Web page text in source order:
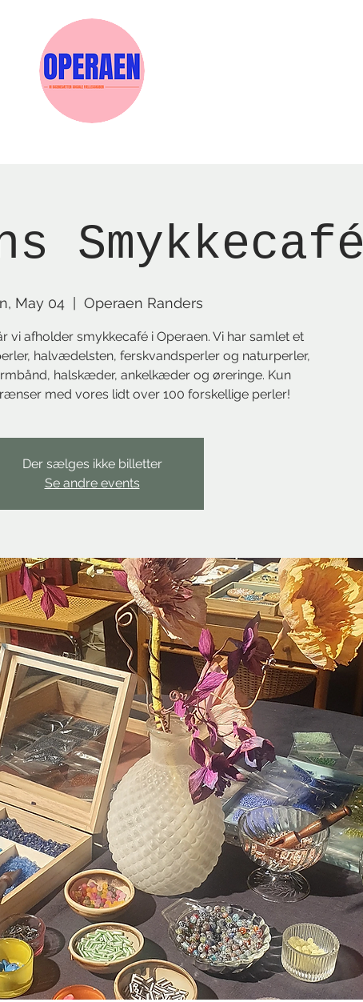
Smykkecafé
May 04
  |
Operaen Randers
vi afholder smykkecafé i Operaen. Vi har samlet et
halvædelsten, ferskvandsperler og naturperler,
halskæder, ankelkæder og øreringe. Kun
med vores lidt over 100 forskellige perler!
Der sælges ikke billetter
Se andre events